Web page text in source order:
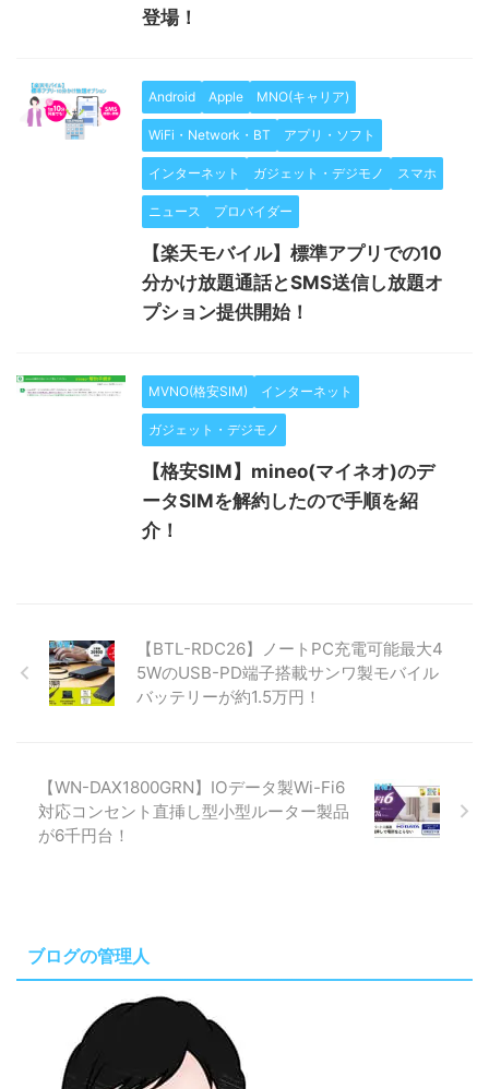
登場！
Android Apple MNO(キャリア)
WiFi・Network・BT アプリ・ソフト
インターネット ガジェット・デジモノ スマホ
ニュース プロバイダー
【楽天モバイル】標準アプリでの10
分かけ放題通話とSMS送信し放題オ
プション提供開始！
MVNO(格安SIM) インターネット
ガジェット・デジモノ
【格安SIM】mineo(マイネオ)のデ
ータSIMを解約したので手順を紹
介！
【BTL-RDC26】ノートPC充電可能最大4
5WのUSB-PD端子搭載サンワ製モバイル
バッテリーが約1.5万円！
【WN-DAX1800GRN】IOデータ製Wi-Fi6
対応コンセント直挿し型小型ルーター製品
が6千円台！
ブログの管理人